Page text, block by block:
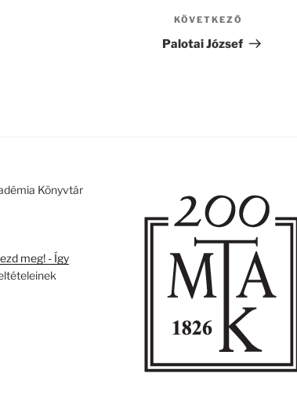
bejegyzés
KÖVETKEZŐ
Palotai József
Könyvtár
meg! - Így